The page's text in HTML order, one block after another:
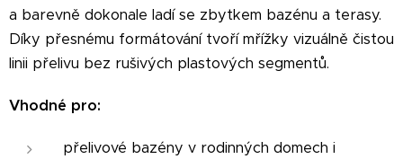
a barevně dokonale ladí se zbytkem bazénu a terasy.
Díky přesnému formátování tvoří mřížky vizuálně čistou
linii přelivu bez rušivých plastových segmentů.
Vhodné pro:
přelivové bazény v rodinných domech i